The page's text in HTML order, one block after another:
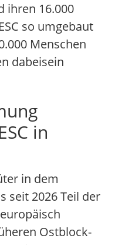
ihren 16.000
so umgebaut
Menschen
dabeisein
in
in dem
seit 2026 Teil der
Ostblock-